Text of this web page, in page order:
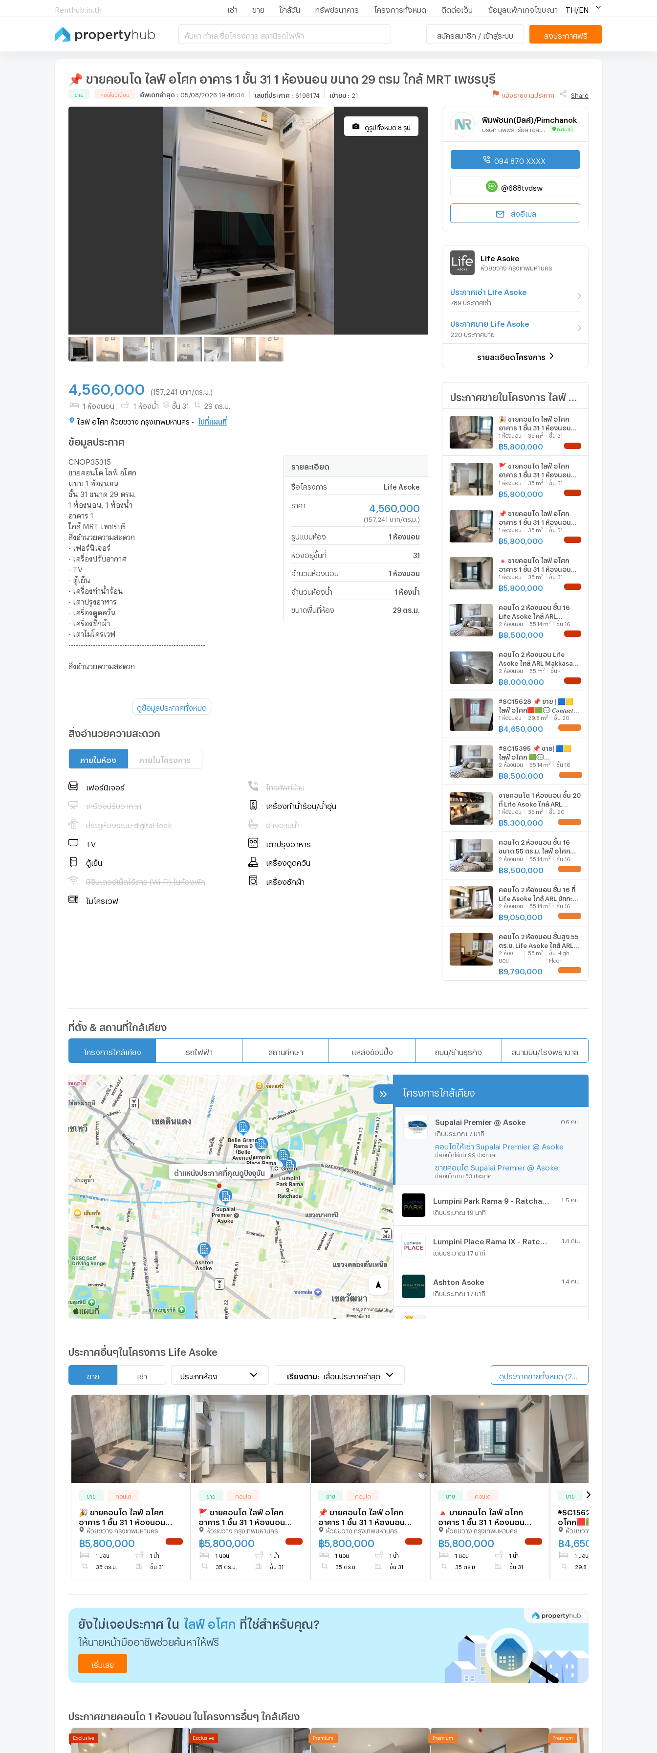
Renthub.in.th เช่า ขาย ใกล้ฉัน ทรัพย์ธนาคาร โครงการทั้งหมด ติดต่อเว็บ ข้อมูลแพ็กเกจโฆษณา TH/EN
ค้นหา ทำเล ชื่อโครงการ สถานีรถไฟฟ้า สมัครสมาชิก / เข้าสู่ระบบ ลงประกาศฟรี
📌 ขายคอนโด ไลฟ์ อโศก อาคาร 1 ชั้น 31 1 ห้องนอน ขนาด 29 ตรม ใกล้ MRT เพชรบุรี
ขาย คอนโดมิเนียม อัพเดทล่าสุด : 05/08/2026 19:46:04 เลขที่ประกาศ: 6198174 เข้าชม: 21 แจ้งรายงานประกาศ Share
ดูรูปทั้งหมด 8 รูป
4,560,000 (157,241 บาท/ตร.ม.)
1 ห้องนอน 1 ห้องน้ำ ชั้น 31 29 ตร.ม.
ไลฟ์ อโศก ห้วยขวาง กรุงเทพมหานคร - ไปที่แผนที่
ข้อมูลประกาศ
CNOP35315
ขายคอนโด ไลฟ์ อโศก
แบบ 1 ห้องนอน
ชั้น 31 ขนาด 29 ตรม.
1 ห้องนอน, 1 ห้องน้ำ
อาคาร 1
ใกล้ MRT เพชรบุรี
สิ่งอำนวยความสะดวก
- เฟอร์นิเจอร์
- เครื่องปรับอากาศ
- TV
- ตู้เย็น
- เครื่องทำน้ำร้อน
- เตาปรุงอาหาร
- เครื่องดูดควัน
- เครื่องซักผ้า
- เตาไมโครเวฟ
สิ่งอำนวยความสะดวก
– ลานอเนกประสงค์
– ลิฟท์โดยสาร 8 ตัว
– CCTV
– Keycard
– รปภ. 24 ชม.
--------------------------------------------------------
สถานที่สำคัญใกล้เคียง
- Metro Mall (MRT เพชรบุรี) 200 m.
- Robinson : 1.7 km.
- Interchange 21 : 1.8 km.
- Terminal 21 : 1.8 km.
- Central Embassy : 2.5 km.
- Emquartier : 2.8 km.
- Emporium : 2.8 km.
- Central ชิดลม : 2.9 km.
- มศว : 500 m.
- ร.ร.วัฒนาวิทยาลัย : 1.4 km.
- คริสตจักรวัฒนา : 1.2 km.
- ร.พ.บำรุงราษฎร์ : 1.7 km.
- สวนสาธารณะเบญจสิริ : 2.7 km.
- สวนสาธารณะเบญจกิตติ : 3 km.
ดูข้อมูลประกาศทั้งหมด
รายละเอียด
ชื่อโครงการ Life Asoke
ราคา 4,560,000
(157,241 บาท/ตร.ม.)
รูปแบบห้อง 1 ห้องนอน
ห้องอยู่ชั้นที่ 31
จำนวนห้องนอน 1 ห้องนอน
จำนวนห้องน้ำ 1 ห้องน้ำ
ขนาดพื้นที่ห้อง 29 ตร.ม.
สิ่งอำนวยความสะดวก
ภายในห้อง ภายในโครงการ
เฟอร์นิเจอร์ โทรศัพท์บ้าน
เครื่องปรับอากาศ เครื่องทำน้ำร้อน/น้ำอุ่น
ประตูห้องระบบ digital lock อ่างอาบน้ำ
TV เตาปรุงอาหาร
ตู้เย็น เครื่องดูดควัน
มีอินเตอร์เน็ตไร้สาย (Wi-Fi) ในห้องพัก เครื่องซักผ้า
ไมโครเวฟ
พิมพ์ชนก(มิลค์)/Pimchanok
ยืนยันแล้ว
094 870 XXXX
@688tvdsw
ส่งอีเมล
Life Asoke
ห้วยขวาง กรุงเทพมหานคร
ประกาศเช่า Life Asoke
789 ประกาศเช่า
ประกาศขาย Life Asoke
220 ประกาศขาย
รายละเอียดโครงการ
🎉 ขายคอนโด ไลฟ์ อโศก
อาคาร 1 ชั้น 31 1 ห้องนอน
ขนาด 35 ตรม ใกล้ MRT
เพชรบุรี
1 ห้องนอน 35 m2 ชั้น 31
฿5,800,000
🚩 ขายคอนโด ไลฟ์ อโศก
อาคาร 1 ชั้น 31 1 ห้องนอน
ขนาด 35 ตรม ใกล้ MRT
เพชรบุรี
1 ห้องนอน 35 m2 ชั้น 31
฿5,800,000
📌 ขายคอนโด ไลฟ์ อโศก
อาคาร 1 ชั้น 31 1 ห้องนอน
ขนาด 35 ตรม ใกล้ MRT
เพชรบุรี
1 ห้องนอน 35 m2 ชั้น 31
฿5,800,000
🔺 ขายคอนโด ไลฟ์ อโศก
อาคาร 1 ชั้น 31 1 ห้องนอน
ขนาด 35 ตรม ใกล้ MRT
เพชรบุรี
1 ห้องนอน 35 m2 ชั้น 31
฿5,800,000
คอนโด 2 ห้องนอน ชั้น 16
Life Asoke ใกล้ ARL
Makkasan 300 ม. (ID
3164751)
2 ห้องนอน 55.14 m2 ชั้น 16
฿8,500,000
คอนโด 2 ห้องนอน Life
Asoke ใกล้ ARL Makkasan
ขนาด 55 ตร.ม. (ID
3163077)
2 ห้องนอน 55 m2 ชั้น -
฿8,000,000
#SC15628 📌 ขาย | 🟦🟨
ไลฟ์ อโศก🟥🟩💬 𝑪𝒐𝒏𝒕𝒂𝒄𝒕
𝑳𝑰𝑵𝑬: @𝒔𝒆𝒄𝒓𝒆𝒕𝒑𝒓𝒐𝒑𝒆𝒓𝒕𝒚 🔥✨
1 ห้องนอน 29.8 m2 ชั้น 20
฿ 4,650,000
#SC15395 📌 ขาย| 🟦🟨
ไลฟ์ อโศก 🟩💬
𝑪𝒐𝒏𝒕𝒂𝒄𝒕𝑳𝑰𝑵𝑬:@𝒔𝒆𝒄𝒓𝒆𝒕𝒑𝒓𝒐𝒑𝒆𝒓𝒕𝒚
🔥✨
2 ห้องนอน 55.14 m2 ชั้น 16
฿8,500,000
ขายคอนโด 1 ห้องนอน ชั้น 20
ที่ Life Asoke ใกล้ ARL
มักกะสัน (ID 2737381)
1 ห้องนอน 35 m2 ชั้น 20
฿5,300,000
คอนโด 2 ห้องนอน ชั้น 16
ขนาด 55 ตร.ม. ไลฟ์ อโศก
ใกล้ ARL มักกะสัน 300 ม. (ID
3075976)
2 ห้องนอน 55.14 m2 ชั้น 16
฿8,500,000
คอนโด 2 ห้องนอน ชั้น 16 ที่
Life Asoke ใกล้ ARL มักกะสัน
300 ม. (ID 675344)
2 ห้องนอน 55.14 m2 ชั้น 16
฿9,050,000
คอนโด 2 ห้องนอน ชั้นสูง 55
ตร.ม. Life Asoke ใกล้ ARL
มักกะสัน 300 ม. (ID
2439564)
2 ห้อง
นอน
55 m2
ชั้น High
Floor
฿9,790,000
ที่ตั้ง & สถานที่ใกล้เคียง
โครงการใกล้เคียง รถไฟฟ้า สถานศึกษา แหล่งช้อปปิ้ง ถนน/ย่านธุรกิจ สนามบิน/โรงพยาบาล
โครงการใกล้เคียง
Supalai Premier @ Asoke 0.6 กม.
เดินประมาณ 7 นาที
คอนโดให้เช่า Supalai Premier @ Asoke
มีคอนโดให้เช่า 99 ประกาศ
ขายคอนโด Supalai Premier @ Asoke
มีคอนโดขาย 53 ประกาศ
1.5 กม.
เดินประมาณ 19 นาที
1.4 กม.
เดินประมาณ 17 นาที
Ashton Asoke 1.4 กม.
เดินประมาณ 17 นาที
เดินประมาณ 21 นาที
ตำแหน่งประกาศที่คุณดูปัจจุบัน
ประกาศอื่นๆในโครงการ Life Asoke
ขาย เช่า ประเภทห้อง เรียงตาม: เลื่อนประกาศล่าสุด
ขาย คอนโด
🎉 ขายคอนโด ไลฟ์ อโศก
อาคาร 1 ชั้น 31 1 ห้องนอน
ขนาด 35 ตรม ใกล้ MRT
เพชรบุรี
ห้วยขวาง กรุงเทพมหานคร
฿5,800,000
1 นอน 1 น้ำ
35 ตร.ม. ชั้น 31
ขาย คอนโด
🚩 ขายคอนโด ไลฟ์ อโศก
อาคาร 1 ชั้น 31 1 ห้องนอน
ขนาด 35 ตรม ใกล้ MRT
เพชรบุรี
ห้วยขวาง กรุงเทพมหานคร
฿5,800,000
1 นอน 1 น้ำ
35 ตร.ม. ชั้น 31
ขาย คอนโด
📌 ขายคอนโด ไลฟ์ อโศก
อาคาร 1 ชั้น 31 1 ห้องนอน
ขนาด 35 ตรม ใกล้ MRT
เพชรบุรี
ห้วยขวาง กรุงเทพมหานคร
฿5,800,000
1 นอน 1 น้ำ
35 ตร.ม. ชั้น 31
ขาย คอนโด
🔺 ขายคอนโด ไลฟ์ อโศก
อาคาร 1 ชั้น 31 1 ห้องนอน
ขนาด 35 ตรม ใกล้ MRT
เพชรบุรี
ห้วยขวาง กรุงเทพมหานคร
฿5,800,000
1 นอน 1 น้ำ
35 ตร.ม. ชั้น 31
ขาย
#SC15628 📌 ขาย | 🟦🟨ไล
อโศก🟥🟩💬 𝑪𝒐𝒏𝒕𝒂𝒄𝒕 𝑳𝑰𝑵𝑬:
@𝒔𝒆𝒄𝒓𝒆𝒕𝒑𝒓𝒐𝒑𝒆𝒓𝒕𝒚 🔥✨
ห้วยขวาง กรุงเทพมหานคร
฿ 4,650,000
1 นอน
29.8 ตร.ม.
ยังไม่เจอประกาศ ใน ไลฟ์ อโศก ที่ใช่สำหรับคุณ?
ให้นายหน้ามืออาชีพช่วยค้นหาให้ฟรี
เริ่มเลย
ประกาศขายคอนโด 1 ห้องนอน ในโครงการอื่นๆ ใกล้เคียง